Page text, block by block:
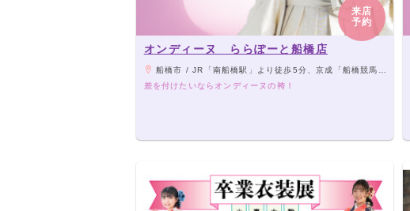
来店
予約
オンディーヌ ららぽーと船橋店
船橋市 / JR「南船橋駅」より徒歩5分、京成「船橋競馬場駅」より徒歩10分
差を付けたいならオンディーヌの袴！